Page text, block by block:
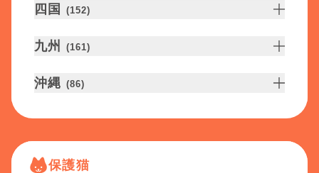
四国 (152)
九州 (161)
沖縄 (86)
保護猫